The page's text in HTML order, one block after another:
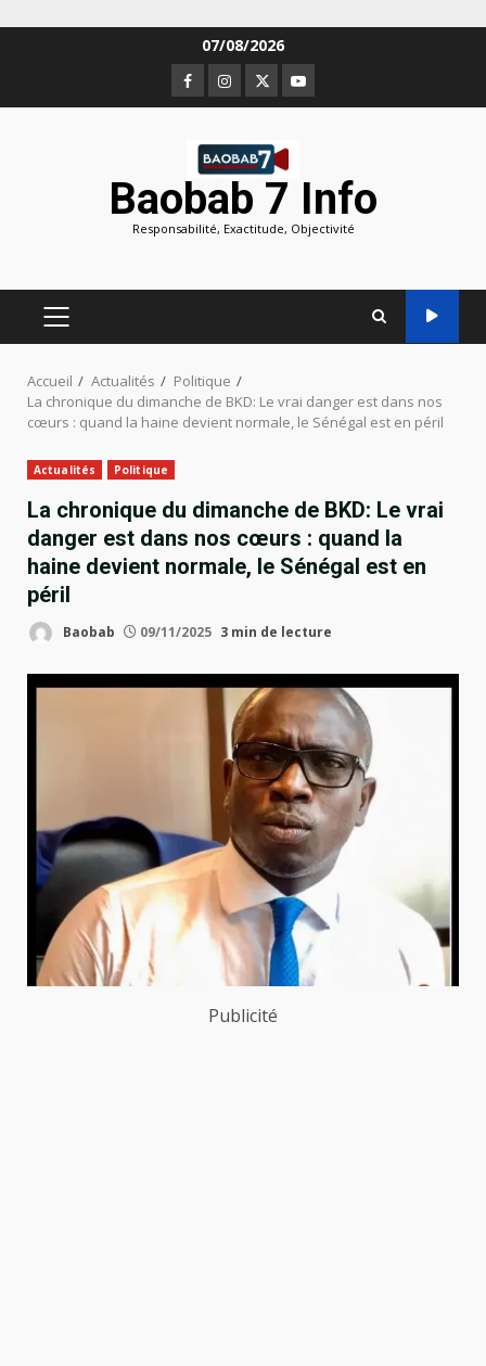
07/08/2026
Facebook
Instagram
TwitterYoutube
Baobab 7 Info
Responsabilité, Exactitude, Objectivité
MENU
PRINCIPAL
Accueil Actualités
Politique
La chronique du dimanche de BKD: Le vrai danger est dans nos
cœurs : quand la haine devient normale, le Sénégal est en péril
Actualités Politique
La chronique du dimanche de BKD: Le vrai
danger est dans nos cœurs : quand la
haine devient normale, le Sénégal est en
péril
Baobab 09/11/2025 3 min de lecture
Publicité